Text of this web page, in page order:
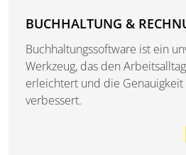
BUCHHALTUNG &
Buchhaltungssoftware ist ein
Werkzeug, das den
erleichtert und die
verbessert.